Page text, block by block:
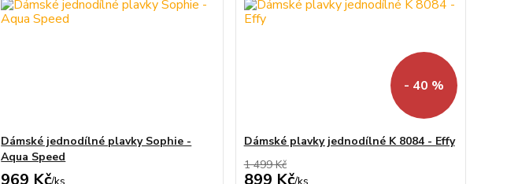
Dámské jednodílné plavky Sophie -
Aqua Speed
969 Kč
- 40 %
Dámské plavky jednodílné K 8084 - Effy
1 499 Kč
899 Kč